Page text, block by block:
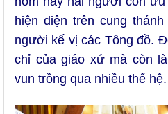
hiện diện trên cung
người kế vị các Tông đồ.
chỉ của giáo xứ mà còn
vun trồng qua nhiều thế hệ.